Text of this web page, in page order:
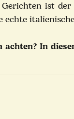
ist der
echte
In